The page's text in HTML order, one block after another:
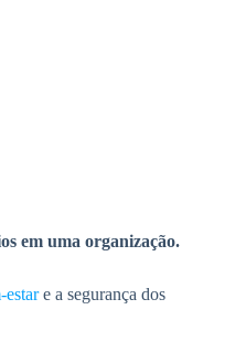
em uma organização.
estare a segurança dos